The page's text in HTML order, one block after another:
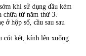
khi sử dụng dầu kém
chữa từ năm thứ 3.
ở hộp số, cầu sau sau
cót két, kính lên xuống